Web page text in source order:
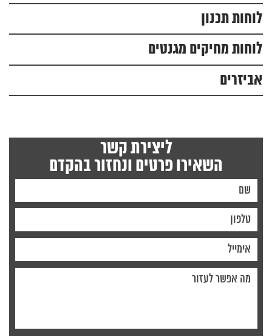
לוחות תכנון
לוחות מחיקים מגנטים
אביזרים
ליצירת קשר
השאירו פרטים ונחזור בהקדם